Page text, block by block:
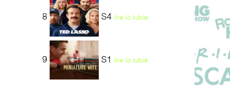
8 S4 lire la lubie
9 S1 lire la lubie